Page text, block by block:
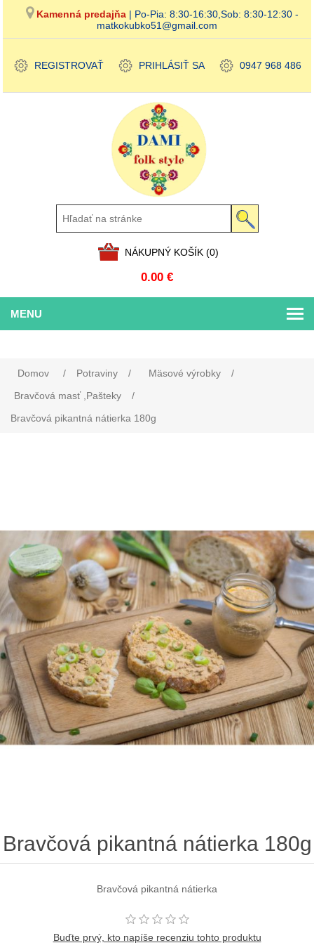
Kamenná predajňa | Po-Pia: 8:30-16:30,Sob: 8:30-12:30 -
matkokubko51@gmail.com
REGISTROVAŤ PRIHLÁSIŤ SA 0947 968 486
NÁKUPNÝ KOŠÍK (0)
0.00 €
MENU
Domov / Potraviny / Mäsové výrobky
/
Bravčová masť ,Pašteky
/
Bravčová pikantná nátierka 180g
Bravčová pikantná nátierka 180g
Bravčová pikantná nátierka
Buďte prvý, kto napíše recenziu tohto produktu